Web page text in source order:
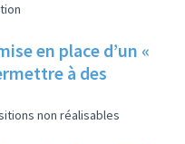
en place d’un «
à des
non réalisables